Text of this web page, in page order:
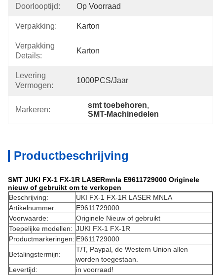
Doorlooptijd: Op Voorraad
Verpakking: Karton
Verpakking
Details:
Karton
Levering
Vermogen:
1000PCS/jaar
Markeren:
smt toebehoren,
SMT-Machinedelen
Productbeschrijving
SMT JUKI FX-1 FX-1R LASERmnla E9611729000 Originele
nieuw of gebruikt om te verkopen
Beschrijving:
UKI FX-1 FX-1R LASER MNLA
Artikelnummer:
E9611729000
Voorwaarde:
Originele Nieuw of gebruikt
Toepelijke modellen: JUKI FX-1 FX-1R
Productmarkeringen: E9611729000
Betalingstermijn:
T/T, Paypal, de Western Union allen
worden toegestaan.
Levertijd:
in voorraad!